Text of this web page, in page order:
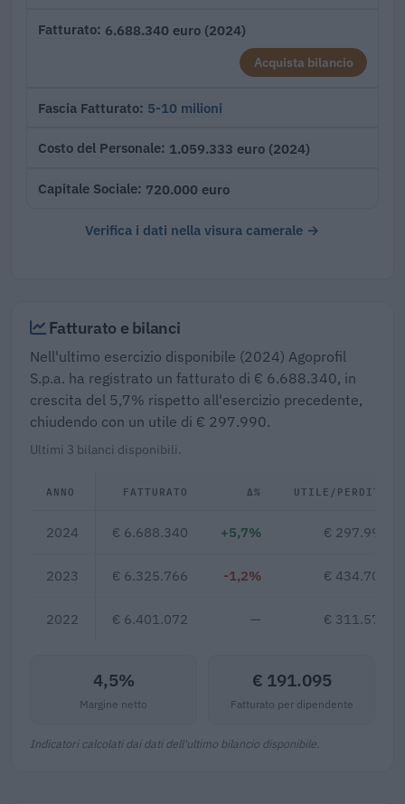
Fatturato 6.688.340 euro (2024)
Acquista bilancio
Fascia Fatturato 5-10 milioni
Costo del Personale 1.059.333 euro (2024)
Capitale Sociale 720.000 euro
Verifica i dati nella visura camerale →
Fatturato e bilanci
Nell'ultimo esercizio disponibile (2024) Agoprofil
S.p.a. ha registrato un fatturato di € 6.688.340, in
crescita del 5,7% rispetto all'esercizio precedente,
chiudendo con un utile di € 297.990.
Ultimi 3 bilanci disponibili.
ANNO FATTURATO Δ% UTILE/PERDITA
2024 € 6.688.340 +5,7% € 297.990
2023 € 6.325.766 -1,2% € 434.700
2022 € 6.401.072 — € 311.576
4,5%
Margine netto
€ 191.095
Fatturato per dipendente
Indicatori calcolati dai dati dell'ultimo bilancio disponibile.